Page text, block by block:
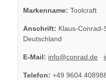
Markenname: Toolcraft
Anschrift: Klaus-
Deutschland
E-Mail: info@conrad.de
Telefon: +49 9604